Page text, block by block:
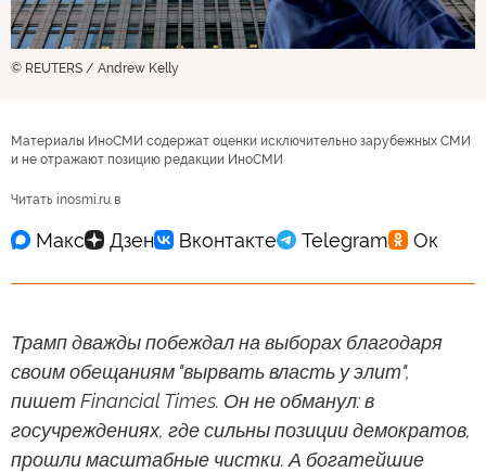
© REUTERS / Andrew Kelly
Материалы ИноСМИ содержат оценки исключительно зарубежных СМИ
и не отражают позицию редакции ИноСМИ
Читать inosmi.ru в
Трамп дважды побеждал на выборах благодаря
своим обещаниям "вырвать власть у элит",
пишет Financial Times. Он не обманул: в
госучреждениях, где сильны позиции демократов,
прошли масштабные чистки. А богатейшие